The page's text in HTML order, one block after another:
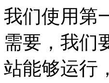
我们使用第
需要，
站能够运行